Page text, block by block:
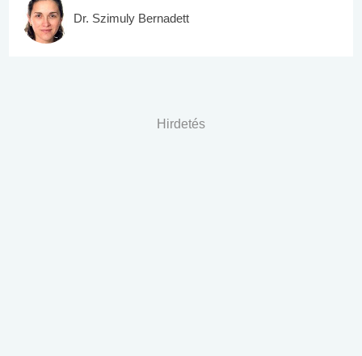
Dr. Szimuly Bernadett
Hirdetés